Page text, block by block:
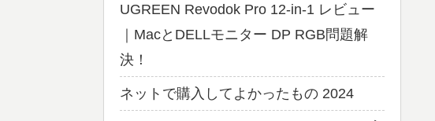
UGREEN Revodok Pro 12-in-1 レビュー
｜MacとDELLモニター DP RGB問題解
決！
ネットで購入してよかったもの 2024